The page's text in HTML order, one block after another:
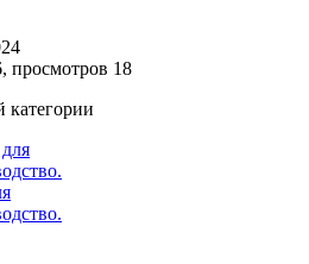
просмотров 18
категории